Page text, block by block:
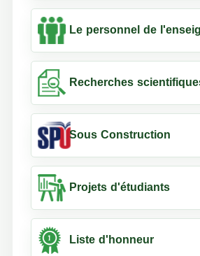
Le personnel de
Recherches
Sous Construction
Projets d'étudiants
Liste d'honneur